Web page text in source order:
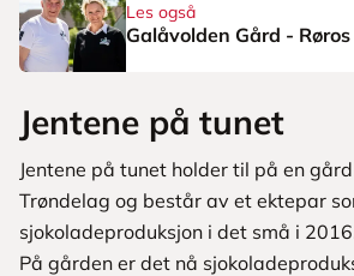
Les også
Galåvolden Gård - Røros
Jentene på tunet
Jentene på tunet holder til på en
Trøndelag og består av et ektepar
sjokoladeproduksjon i det små i
På gården er det nå